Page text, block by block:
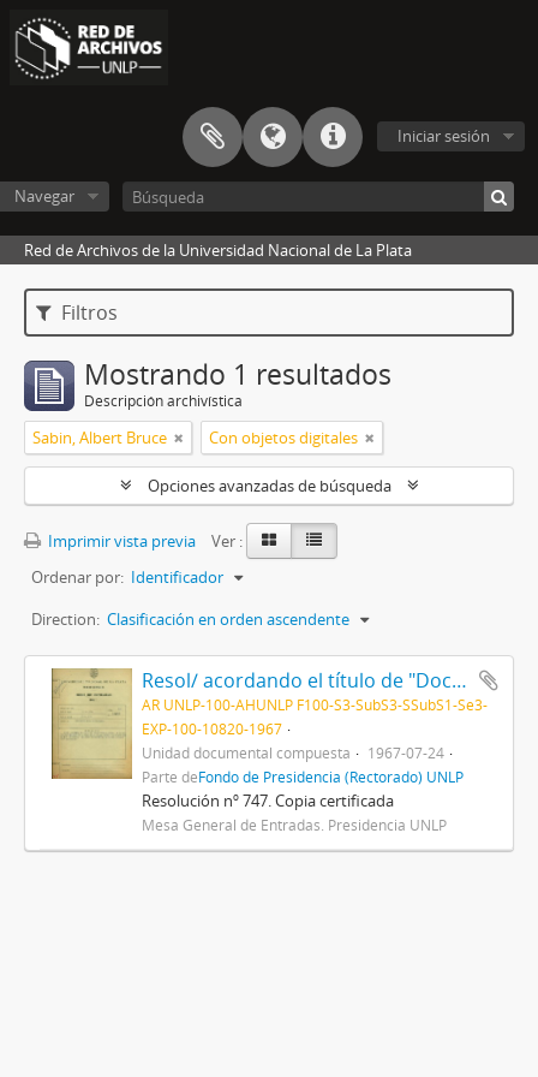
Iniciar sesión
Navegar
Red de Archivos de la Universidad Nacional de La Plata
Filtros
Mostrando 1 resultados
Descripción archivística
Sabin, Albert Bruce Con objetos digitales
Opciones avanzadas de búsqueda
Imprimir vista previa
Ver :
Ordenar por: Identificador
Direction: Clasificación en orden ascendente
Resol/ acordando el título de "Doctor Honoris Causa" al Dr. Albert Sabin, y disponiendo que el acto de entrega del mismo se efectúe el día 28 del actual, en esta Presidencia 1967
AR UNLP-100-AHUNLP F100-S3-SubS3-SSubS1-Se3-
EXP-100-10820-1967
Unidad documental compuesta
1967-07-24
Parte deFondo de Presidencia (Rectorado) UNLP
Resolución nº 747. Copia certificada
Mesa General de Entradas. Presidencia UNLP